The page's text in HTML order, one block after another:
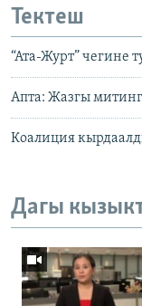
Тектеш
“Ата-Журт” чегине
Апта: Жазгы
Коалиция
Дагы